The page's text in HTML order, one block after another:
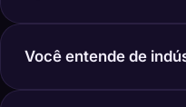
Você entende de